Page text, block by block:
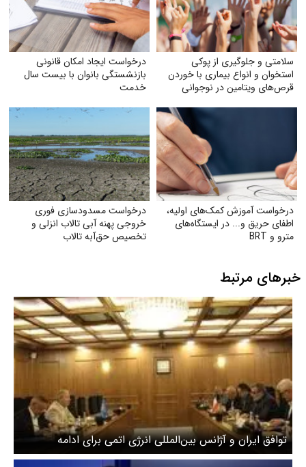
سلامتی و جلوگیری از پوکی
استخوان و انواع بیماری با خوردن
قرص‌های ویتامین در نوجوانی
درخواست ایجاد امکان قانونی
بازنشستگی بانوان با بیست سال
خدمت
درخواست آموزش کمک‌های اولیه،
اطفای حریق و... در ایستگاه‌های
مترو و BRT
درخواست مسدودسازی فوری
خروجی پهنه آبی تالاب انزلی و
تخصیص حق‌آبه تالاب
خبرهای مرتبط
توافق ایران و آژانس بین‌المللی انرژی اتمی برای ادامه
گفت‌وگوهای فنی